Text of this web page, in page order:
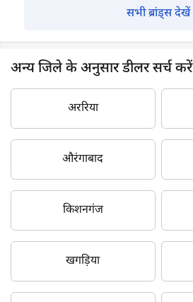
सभी ब्रांड्स देखें
अन्य जिले के अनुसार डीलर सर्च करें
अररिया
औरंगाबाद
किशनगंज
खगड़िया